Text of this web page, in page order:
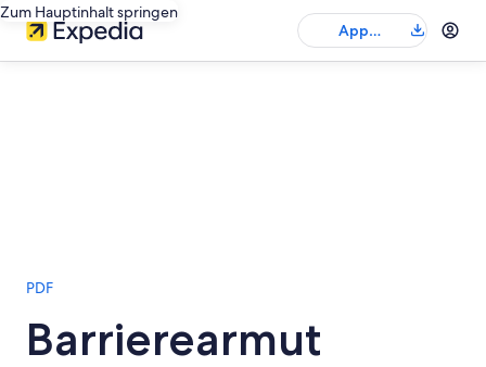
Zum Hauptinhalt springen
App
herunterladen
PDF
Barrierearmut